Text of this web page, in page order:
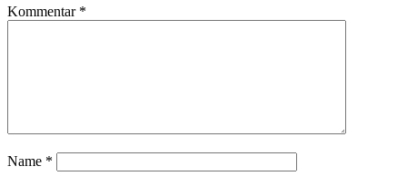
Kommentar *
Name *